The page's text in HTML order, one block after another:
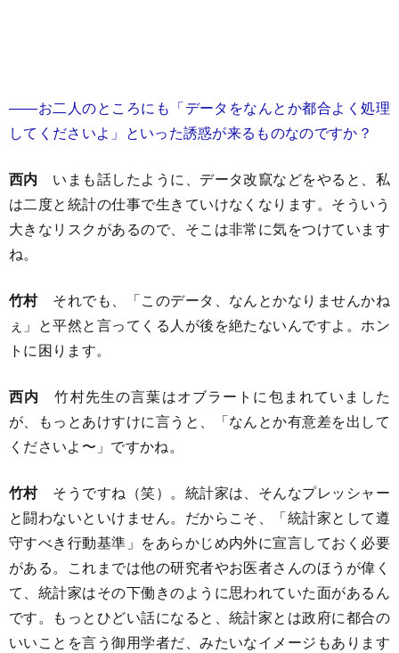
――お二人のところにも「データをなんとか都合よく処理
してくださいよ」といった誘惑が来るものなのですか？
西内 いまも話したように、データ改竄などをやると、私
は二度と統計の仕事で生きていけなくなります。そういう
大きなリスクがあるので、そこは非常に気をつけています
ね。
竹村それでも、「このデータ、なんとかなりませんかね
ぇ」と平然と言ってくる人が後を絶たないんですよ。ホン
トに困ります。
西内
竹村先生の言葉はオブラートに包まれていました
が、もっとあけすけに言うと、「なんとか有意差を出して
くださいよ〜」ですかね。
竹村そうですね（笑）。統計家は、そんなプレッシャー
と闘わないといけません。だからこそ、「統計家として遵
守すべき行動基準」をあらかじめ内外に宣言しておく必要
がある。これまでは他の研究者やお医者さんのほうが偉く
て、統計家はその下働きのように思われていた面があるん
です。もっとひどい話になると、統計家とは政府に都合の
いいことを言う御用学者だ、みたいなイメージもあります